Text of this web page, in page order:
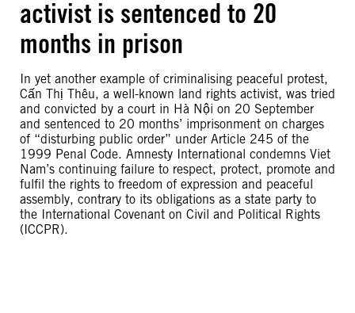
activist is sentenced to 20
months in prison
In yet another example of criminalising peaceful protest,
Cấn Thị Thêu, a well-known land rights activist, was tried
and convicted by a court in Hà Nội on 20 September
and sentenced to 20 months’ imprisonment on charges
of “disturbing public order” under Article 245 of the
1999 Penal Code. Amnesty International condemns Viet
Nam’s continuing failure to respect, protect, promote and
fulfil the rights to freedom of expression and peaceful
assembly, contrary to its obligations as a state party to
the International Covenant on Civil and Political Rights
(ICCPR).